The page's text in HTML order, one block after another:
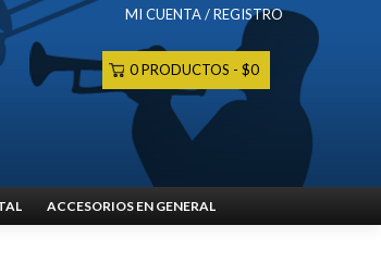
MI CUENTA / REGISTRO
0 PRODUCTOS $0
ACCESORIOS EN GENERAL